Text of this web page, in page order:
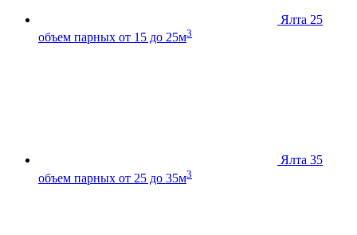
Ялта 25
объем парных от 15 до 25м3
Ялта 35
объем парных от 25 до 35м3